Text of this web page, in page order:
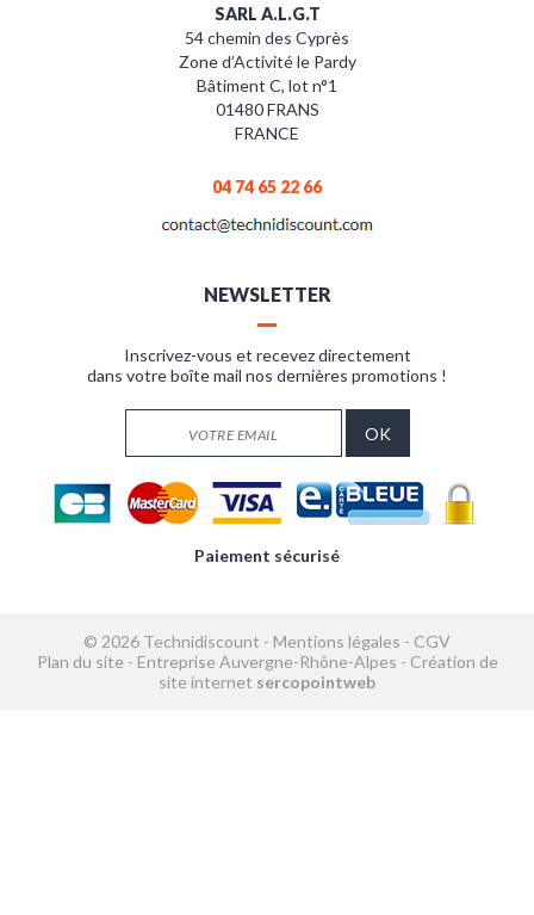
SARL A.L.G.T
54 chemin des Cyprès
Zone d’Activité le Pardy
Bâtiment C, lot n°1
01480 FRANS
FRANCE
04 74 65 22 66
NEWSLETTER
Inscrivez-vous et recevez directement
dans votre boîte mail nos dernières promotions !
Paiement sécurisé
© 2026 Technidiscount - Mentions légales - CGV
Plan du site - Entreprise Auvergne-Rhône-Alpes - Création de
site internet sercopointweb